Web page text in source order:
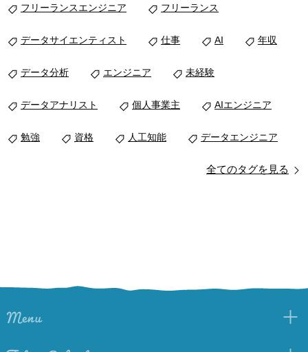
フリーランスエンジニア フリーランス
データサイエンティスト 仕事 AI 年収
データ分析 エンジニア 未経験
データアナリスト 個人事業主 AIエンジニア
勉強 資格 人工知能 データエンジニア
全てのタグを見る
Menu